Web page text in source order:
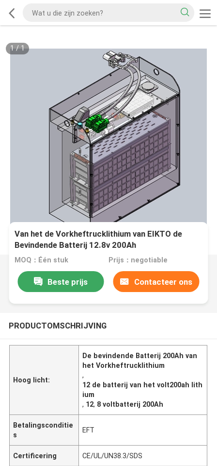
1/1
Van het de Vorkheftrucklithium van EIKTO de
Bevindende Batterij 12.8v 200Ah
MOQ：Één stuk Prijs：negotiable
Beste prijs Contacteer ons
PRODUCTOMSCHRIJVING
Hoog licht:
De bevindende Batterij 200Ah van
het Vorkheftrucklithium
,
12 de batterij van het volt200ah lith
ium
, 12, 8 voltbatterij 200Ah
Betalingsconditie
s
EFT
Certificering CE/UL/UN38.3/SDS